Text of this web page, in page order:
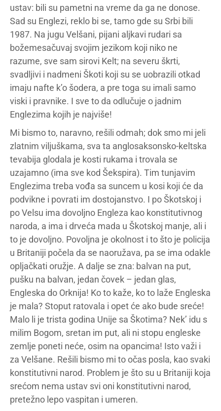
ustav: bili su pametni na vreme da ga ne donose.
Sad su Englezi, reklo bi se, tamo gde su Srbi bili
1987. Na jugu Velšani, pijani aljkavi rudari sa
božemesačuvaj svojim jezikom koji niko ne
razume, sve sam sirovi Kelt; na severu škrti,
svadljivi i nadmeni Škoti koji su se uobrazili otkad
imaju nafte k’o šodera, a pre toga su imali samo
viski i pravnike. I sve to da odlučuje o jadnim
Englezima kojih je najviše!
Mi bismo to, naravno, rešili odmah; dok smo mi jeli
zlatnim viljuškama, sva ta anglosaksonsko-keltska
tevabija glodala je kosti rukama i trovala se
uzajamno (ima sve kod Šekspira). Tim tunjavim
Englezima treba vođa sa suncem u kosi koji će da
podvikne i povrati im dostojanstvo. I po Škotskoj i
po Velsu ima dovoljno Engleza kao konstitutivnog
naroda, a ima i drveća mada u Škotskoj manje, ali i
to je dovoljno. Povoljna je okolnost i to što je policija
u Britaniji počela da se naoružava, pa se ima odakle
opljačkati oružje. A dalje se zna: balvan na put,
pušku na balvan, jedan čovek – jedan glas,
Engleska do Orknija! Ko to kaže, ko to laže Engleska
je mala? Stoput ratovala i opet će ako bude sreće!
Malo li je trista godina Unije sa Škotima? Nek’ idu s
milim Bogom, sretan im put, ali ni stopu engleske
zemlje poneti neće, osim na opancima! Isto važi i
za Velšane. Rešili bismo mi to očas posla, kao svaki
konstitutivni narod. Problem je što su u Britaniji koja
srećom nema ustav svi oni konstitutivni narod,
pretežno lepo vaspitan i umeren.